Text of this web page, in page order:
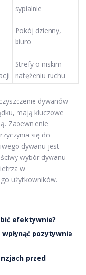
sypialnie
Pokój dzienny,
biuro
Strefy o niskim
natężeniu ruchu
dywanów
mają kluczowe
Zapewnienie
się do
dywanu jest
wybór dywanu
w
użytkowników.
efektywnie?
pozytywnie
przed